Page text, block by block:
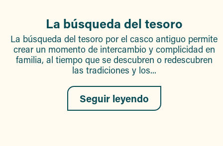
La búsqueda del tesoro
La búsqueda del tesoro por el casco antiguo permite
crear un momento de intercambio y complicidad en
familia, al tiempo que se descubren o redescubren
las tradiciones y los...
Seguir leyendo